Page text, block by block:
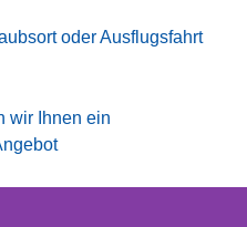
oder Ausflugsfahrt
wir Ihnen ein